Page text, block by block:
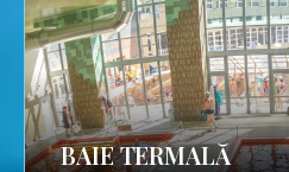
BAIE TERMALĂ